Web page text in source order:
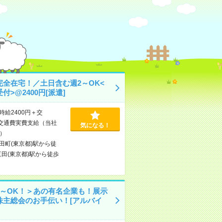
全在宅！／土日含む週2～OK<
付>@2400円[派遣]
給2400円＋交
通費実費支給（当社
町(東京都)駅から徒
田(東京都)駅から徒歩
気になる！
OK！＞あの有名企業も！展示
主総会のお手伝い！[アルバイ